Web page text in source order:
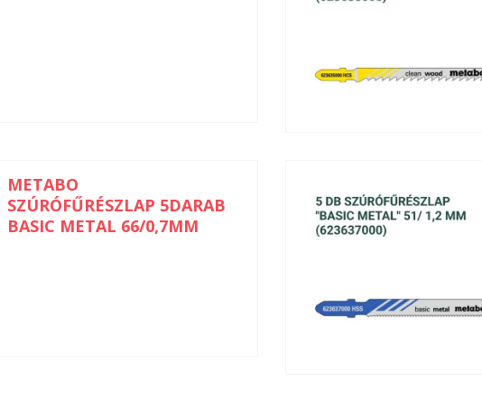
METABO
SZÚRÓFŰRÉSZLAP 5DARAB
BASIC METAL 66/0,7MM